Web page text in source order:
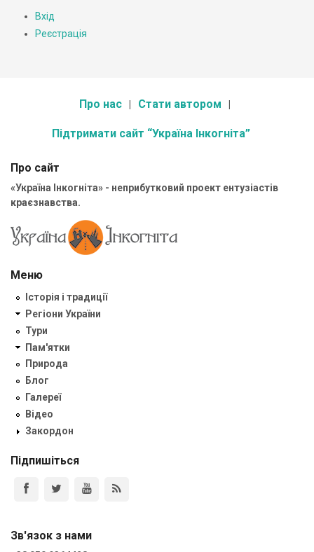
Вхід
Реєстрація
Про нас Стати автором
Підтримати сайт “Україна Інкогніта”
Про сайт
«Україна Інкогніта» - неприбутковий проект ентузіастів
краєзнавства.
Меню
Історія і традиції
Регіони України
Тури
Пам'ятки
Природа
Блог
Галереї
Відео
Закордон
Підпишіться
Зв'язок з нами